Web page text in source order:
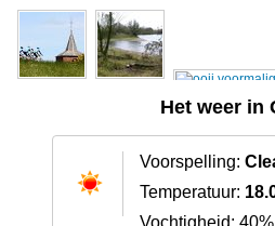
Het weer in
Voorspelling:
Temperatuur: